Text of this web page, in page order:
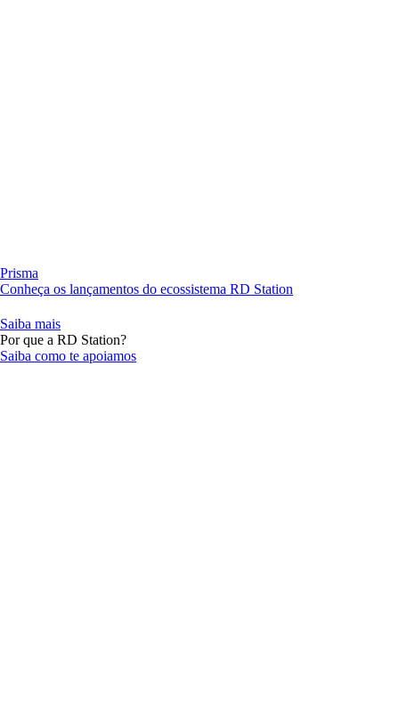
Prisma
Conheça os lançamentos do ecossistema RD Station
Saiba mais
Por que a RD Station?
Saiba como te apoiamos